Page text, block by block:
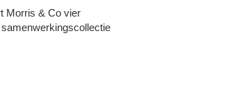
Morris & Co vier